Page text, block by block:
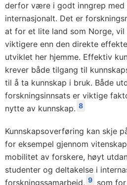
derfor være i godt inngrep med
internasjonalt. Det er
at for et lite land som Norge,
viktigere enn den direkte
utviklet her hjemme. Effektiv
krever både tilgang til
til å ta kunnskap i bruk. Både
forskningsinnsats er viktige
nytte av kunnskap. 8
Kunnskapsoverføring kan skje
for eksempel gjennom
mobilitet av forskere, høyt
studenter og deltakelse i
forskningssamarbeid, 9 som